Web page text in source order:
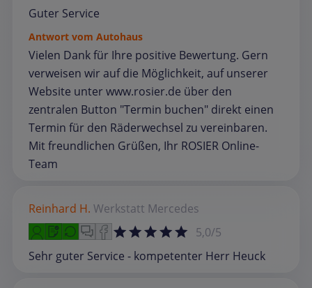
Guter Service
Antwort vom Autohaus
Vielen Dank für Ihre positive Bewertung. Gern
verweisen wir auf die Möglichkeit, auf unserer
Website unter www.rosier.de über den
zentralen Button "Termin buchen" direkt einen
Termin für den Räderwechsel zu vereinbaren.
Mit freundlichen Grüßen, Ihr ROSIER Online-
Team
Reinhard H. Werkstatt Mercedes
5,0/5
Sehr guter Service - kompetenter Herr Heuck